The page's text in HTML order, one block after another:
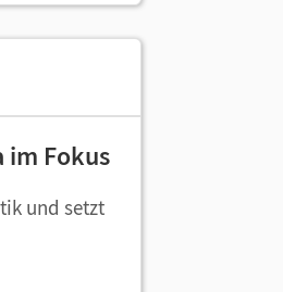
im Fokus
und setzt